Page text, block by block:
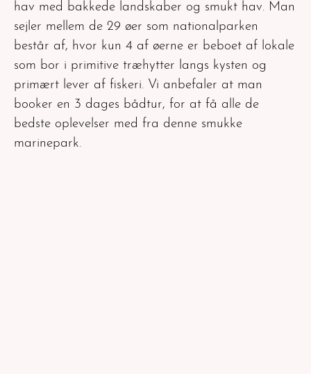
hav med bakkede landskaber og smukt hav. Man
sejler mellem de 29 øer som nationalparken
består af, hvor kun 4 af øerne er beboet af lokale
som bor i primitive træhytter langs kysten og
primært lever af fiskeri. Vi anbefaler at man
booker en 3 dages bådtur, for at få alle de
bedste oplevelser med fra denne smukke
marinepark.